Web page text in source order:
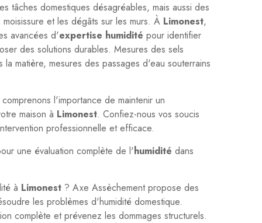
tâches domestiques désagréables, mais aussi des
et les dégâts sur les murs. À Limonest,
avancées d'expertise humidité pour identifier
des solutions durables. Mesures des sels
la matière, mesures des passages d'eau souterrains
l'importance de maintenir un
maison à Limonest. Confiez-nous vos soucis
professionnelle et efficace.
une évaluation complète de l'humidité dans
à Limonest ? Axe Assèchement propose des
les problèmes d'humidité domestique.
complète et prévenez les dommages structurels.